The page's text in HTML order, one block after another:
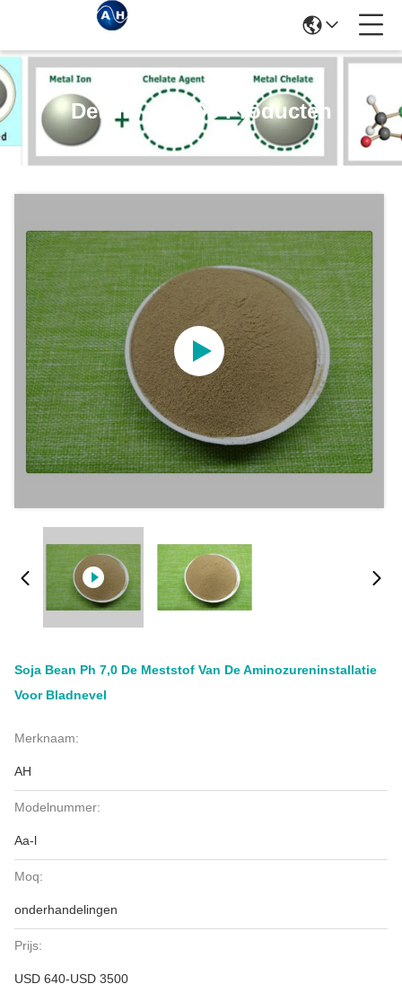
Details Van De Producten
Soja Bean Ph 7,0 De Meststof Van De Aminozureninstallatie
Voor Bladnevel
Merknaam:
AH
Modelnummer:
Aa-l
Moq:
onderhandelingen
Prijs:
USD 640-USD 3500